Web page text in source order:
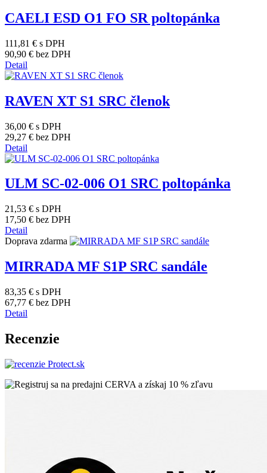
CAELI ESD O1 FO SR poltopánka
111,81 € s DPH
90,90 € bez DPH
Detail
RAVEN XT S1 SRC členok
36,00 € s DPH
29,27 € bez DPH
Detail
ULM SC-02-006 O1 SRC poltopánka
21,53 € s DPH
17,50 € bez DPH
Detail
Doprava zdarma
MIRRADA MF S1P SRC sandále
83,35 € s DPH
67,77 € bez DPH
Detail
Recenzie